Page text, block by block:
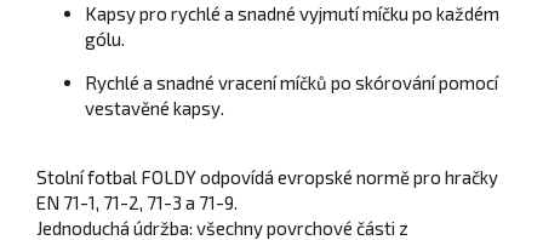
Kapsy pro rychlé a snadné vyjmutí míčku po každém
gólu.
Rychlé a snadné vracení míčků po skórování pomocí
vestavěné kapsy.
Stolní fotbal FOLDY odpovídá evropské normě pro hračky
EN 71-1, 71-2, 71-3 a 71-9.
Jednoduchá údržba: všechny povrchové části z